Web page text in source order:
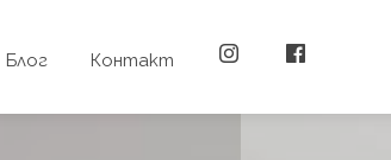
Блог Контакт